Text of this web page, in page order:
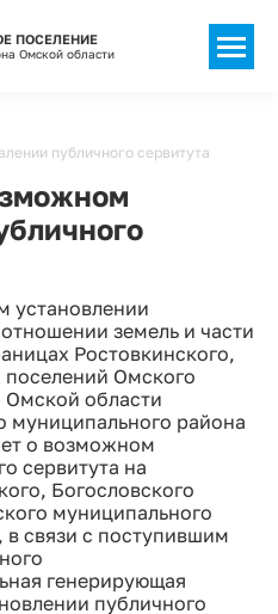
ПОСЕЛЕНИЕ
Омской области
публичного сервитута
установлении
земель и части
Ростовкинского,
поселений Омского
Омской области
района
о возможном
сервитута на
Богословского
муниципального
связи с поступившим
генерирующая
публичного